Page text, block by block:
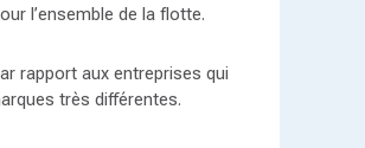
l’ensemble de la flotte.
rapport aux entreprises qui
très différentes.